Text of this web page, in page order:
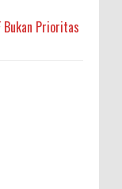
Bukan Prioritas